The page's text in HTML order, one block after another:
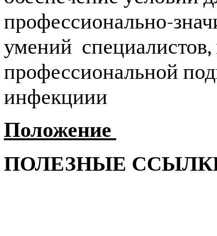
профессионально-
умений
профессиональной
инфекциии
Положение
ПОЛЕЗНЫЕ